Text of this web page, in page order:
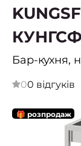
Бар-кухня,
00 відгуків
🎁 розпродаж